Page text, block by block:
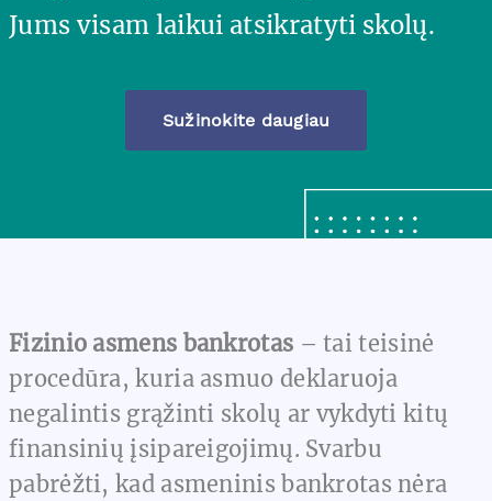
Jums visam laikui atsikratyti skolų.
Sužinokite daugiau
Fizinio asmens bankrotas – tai teisinė
procedūra, kuria asmuo deklaruoja
negalintis grąžinti skolų ar vykdyti kitų
finansinių įsipareigojimų. Svarbu
pabrėžti, kad asmeninis bankrotas nėra